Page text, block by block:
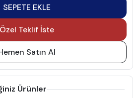
SEPETE EKLE
Özel Teklif İste
Satın Al
Ürünler